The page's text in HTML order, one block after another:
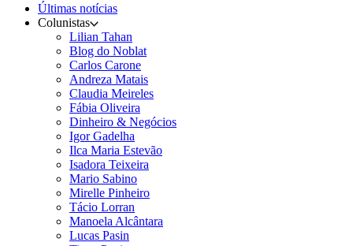
Últimas notícias
Colunistas
Lilian Tahan
Blog do Noblat
Carlos Carone
Andreza Matais
Claudia Meireles
Fábia Oliveira
Dinheiro & Negócios
Igor Gadelha
Ilca Maria Estevão
Isadora Teixeira
Mario Sabino
Mirelle Pinheiro
Tácio Lorran
Manoela Alcântara
Lucas Pasin